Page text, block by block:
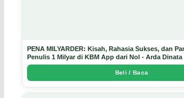
PENA MILYARDER: Kisah, Rahasia Sukses, dan
Penulis 1 Milyar di KBM App dari Nol - Arda Dinata
Beli / Baca